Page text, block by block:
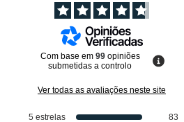
Com base em 99 opiniões
submetidas a controlo
Ver todas as avaliações neste site
5 estrelas
83